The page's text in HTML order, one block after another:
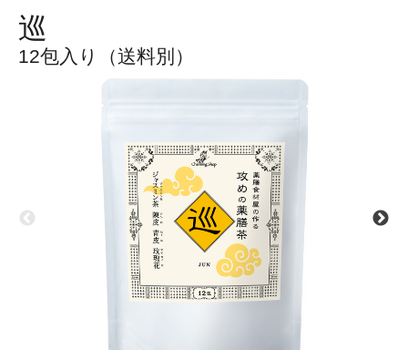
巡
12包入り（送料別）